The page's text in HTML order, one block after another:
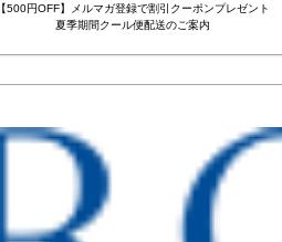
【500円OFF】メルマガ登録で割引クーポンプレゼント
夏季期間クール便配送のご案内